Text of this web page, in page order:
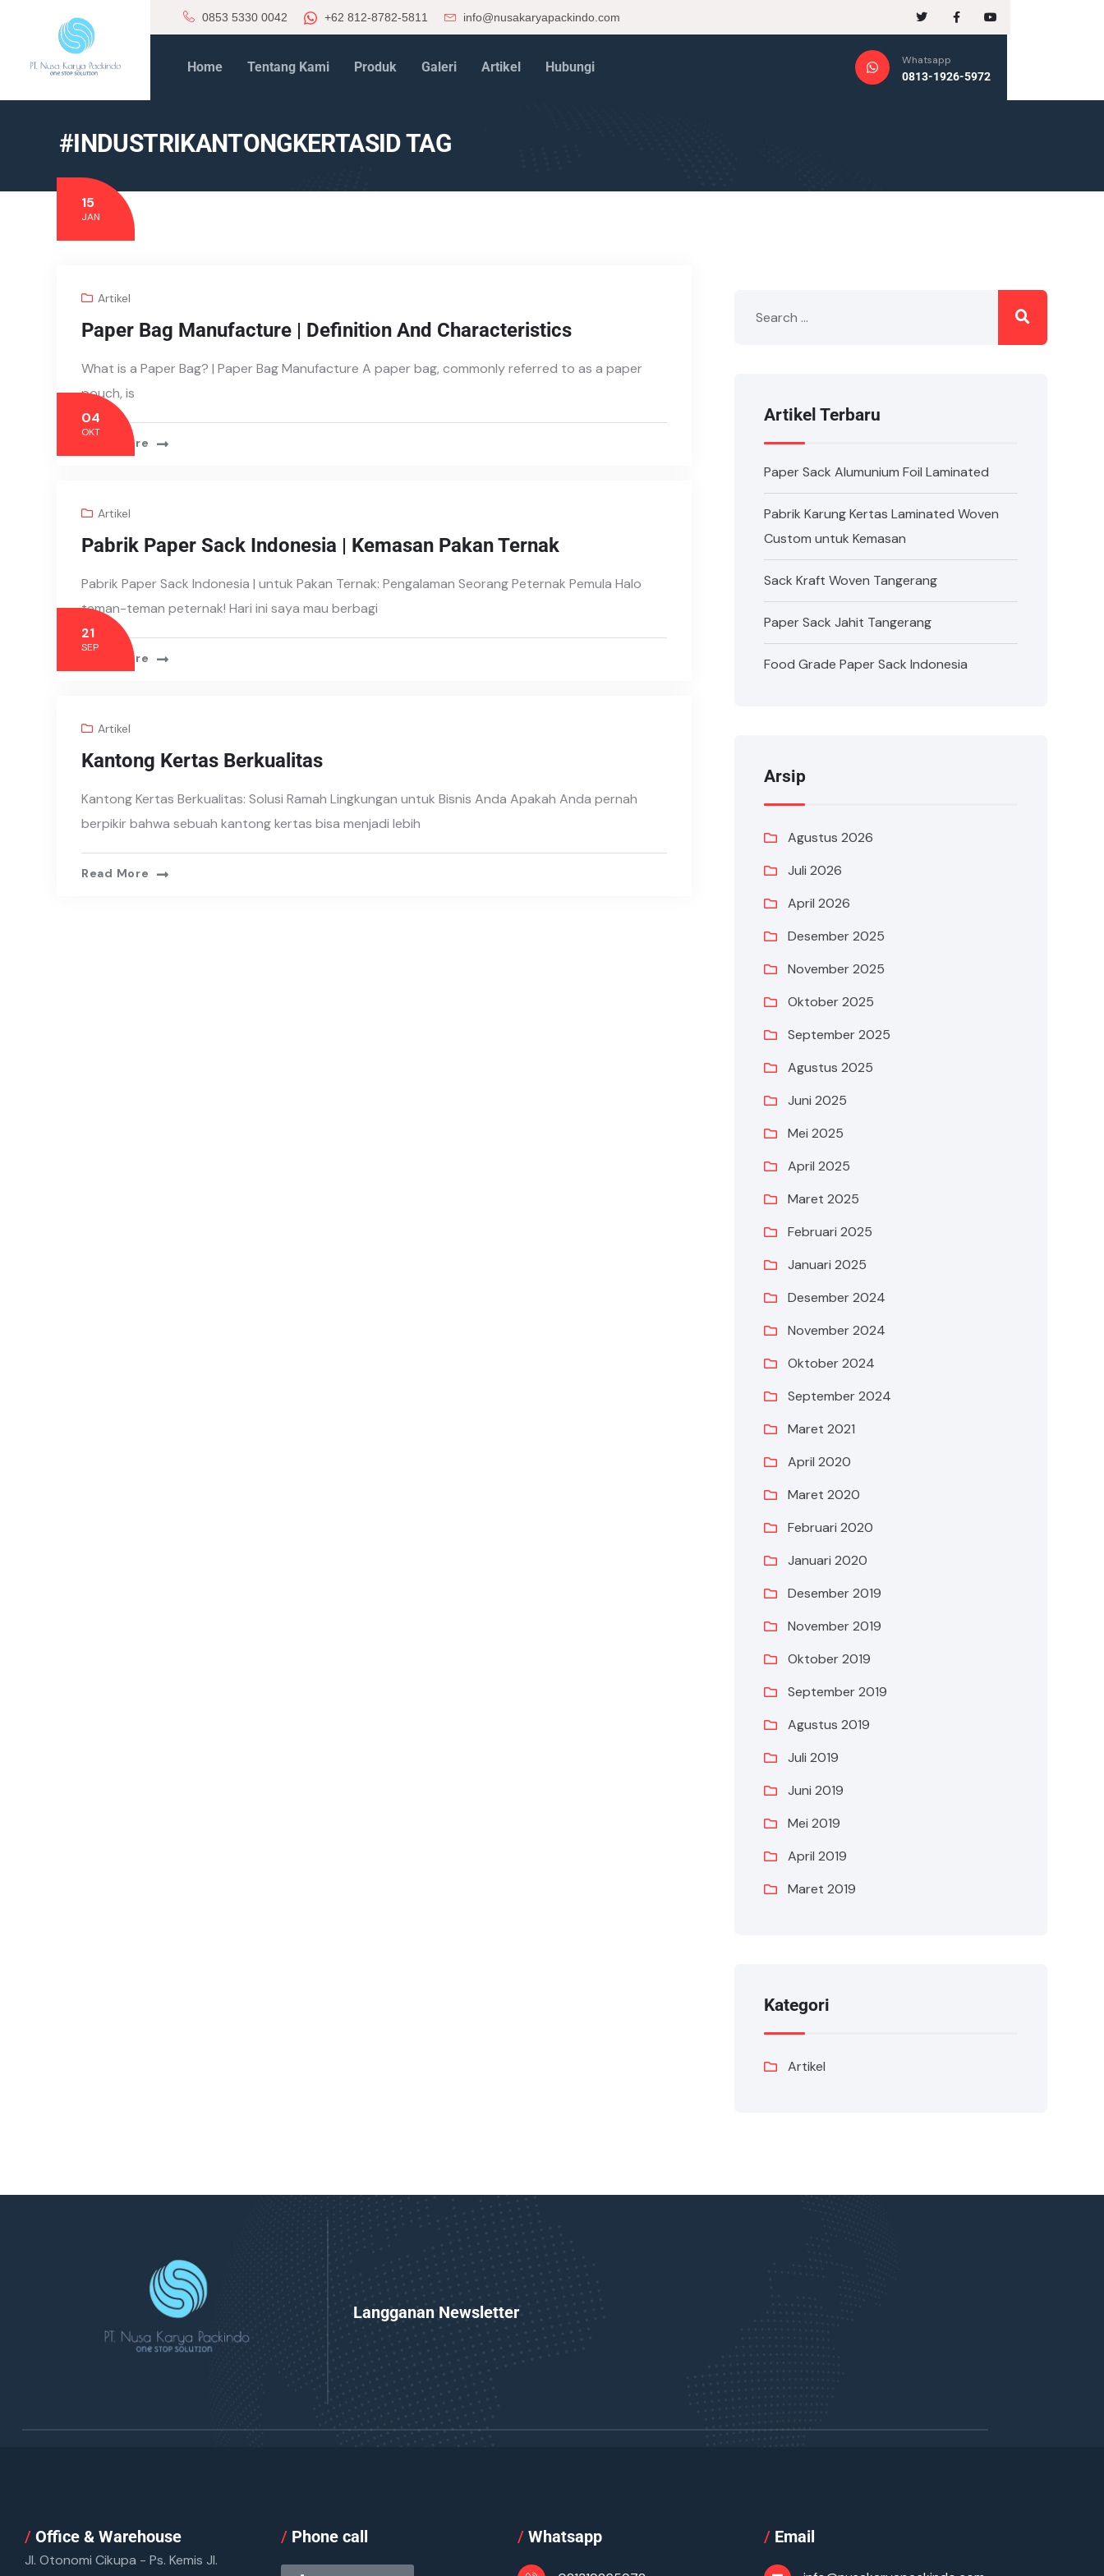
0853 5330 0042 +62 812-8782-5811 info@nusakaryapackindo.com
Home Tentang Kami Produk Galeri Artikel Hubungi
Whatsapp
0813-1926-5972
#INDUSTRIKANTONGKERTASID TAG
15
JAN
Artikel
Paper Bag Manufacture | Definition And Characteristics
What is a Paper Bag? | Paper Bag Manufacture A paper bag, commonly referred to as a paper
pouch, is
Read More
04
OKT
Artikel
Pabrik Paper Sack Indonesia | Kemasan Pakan Ternak
Pabrik Paper Sack Indonesia | untuk Pakan Ternak: Pengalaman Seorang Peternak Pemula Halo
teman-teman peternak! Hari ini saya mau berbagi
Read More
21
SEP
Artikel
Kantong Kertas Berkualitas
Kantong Kertas Berkualitas: Solusi Ramah Lingkungan untuk Bisnis Anda Apakah Anda pernah
berpikir bahwa sebuah kantong kertas bisa menjadi lebih
Read More
Artikel Terbaru
Paper Sack Alumunium Foil Laminated
Pabrik Karung Kertas Laminated Woven
Custom untuk Kemasan
Sack Kraft Woven Tangerang
Paper Sack Jahit Tangerang
Food Grade Paper Sack Indonesia
Arsip
Agustus 2026
Juli 2026
April 2026
Desember 2025
November 2025
Oktober 2025
September 2025
Agustus 2025
Juni 2025
Mei 2025
April 2025
Maret 2025
Februari 2025
Januari 2025
Desember 2024
November 2024
Oktober 2024
September 2024
Maret 2021
April 2020
Maret 2020
Februari 2020
Januari 2020
Desember 2019
November 2019
Oktober 2019
September 2019
Agustus 2019
Juli 2019
Juni 2019
Mei 2019
April 2019
Maret 2019
Kategori
Artikel
Langganan Newsletter
/ Office & Warehouse
Jl. Otonomi Cikupa - Ps. Kemis Jl.
/ Phone call /Whatsapp /Email